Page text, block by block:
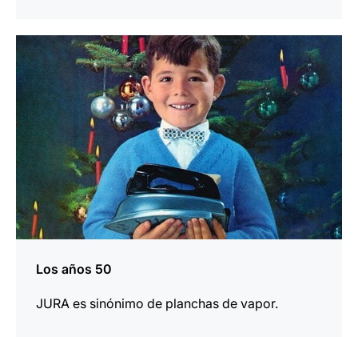
Los años 50
JURA es sinónimo de planchas de vapor.
más
información